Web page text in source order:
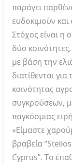
παράγει
ευδοκιμούν
Στόχος είναι η
δύο
με βάση την
διατίθενται
κοινότητας
συγκρούσεων,
παγκόσμιας
«Είμαστε
βραβεία
Cyprus”. Το